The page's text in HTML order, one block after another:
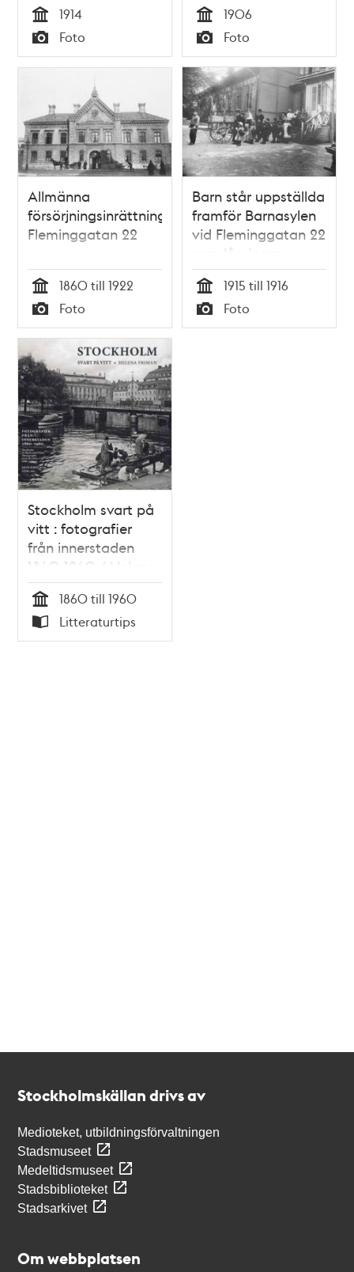
Tid
1914
Typ
Foto Tid
1906
Typ
Foto
Allmänna
försörjningsinrättningen,
Fleminggatan 22
Tid
1860 till 1922
Typ
Foto
Barn står uppställda
framför Barnasylen
vid Fleminggatan 22
som låg inom
området för
Stockholms
Allmänna
försörjningsinrättning,
Tid
1915 till 1916
Typ
Foto
Stockholm svart på
vitt : fotografier
från innerstaden
1860-1960 / Helena
Friman
Tid
1860 till 1960
Typ
Litteraturtips
Stockholmskällan drivs av
Medioteket, utbildningsförvaltningen
Stadsmuseet
Medeltidsmuseet
Stadsbiblioteket
Stadsarkivet
Om webbplatsen